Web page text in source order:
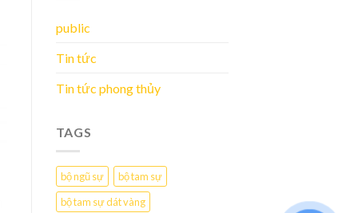
public
Tin tức
Tin tức phong thủy
TAGS
bộ ngũ sự
bộ tam sự
bộ tam sự dát vàng